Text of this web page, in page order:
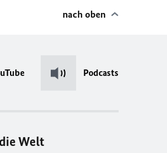
nach oben
Podcasts
Welt